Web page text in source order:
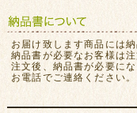
お届け致します商品には
納品書が必要なお客様は
注文後、納品書が必要に
お電話でご連絡ください。